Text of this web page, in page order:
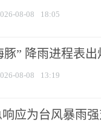
08-08 18:05
豚” 降雨进程表
08-08 13:19
应为台风暴雨